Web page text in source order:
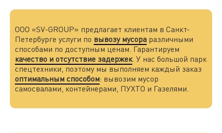
ООО «SV-GROUP» предлагает клиентам в Санкт-
Петербурге услуги по вывозу мусора различными
способами по доступным ценам. Гарантируем
качество и отсутствие задержек. У нас большой парк
спецтехники, поэтому мы выполняем каждый заказ
оптимальным способом: вывозим мусор
самосвалами, контейнерами, ПУХТО и Газелями.